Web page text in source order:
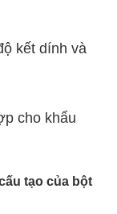
kết dính và
cho khẩu
tạo của bột